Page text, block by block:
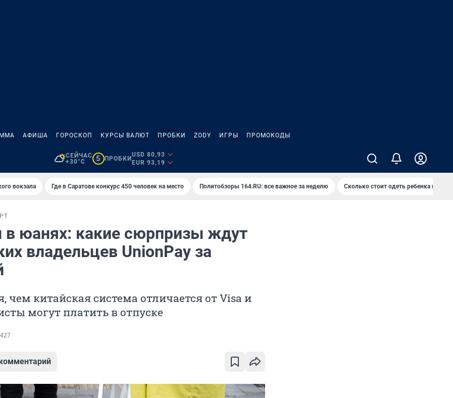
АФИША ГОРОСКОП КУРСЫ ВАЛЮТ ПРОБКИ ZODY ИГРЫ ПРОМОКОДЫ
СЕЙЧАС
+30°C
5 ПРОБКИ
USD 80,93
EUR 93,19
вокзала Где в Саратове конкурс 450 человек на место Политобзоры 164.RU: все важное за неделю Сколько стоит одеть ребенка на
юанях: какие сюрпризы ждут
владельцев UnionPay за
чем китайская система отличается от Visa и
могут платить в отпуске
427